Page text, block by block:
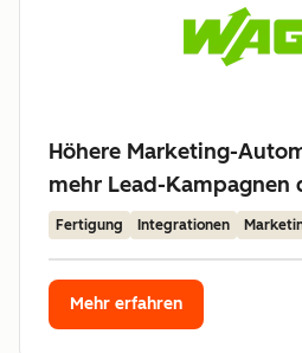
Höhere Marketing-
mehr Lead-Kampagnen
Fertigung Integrationen
Mehr erfahren